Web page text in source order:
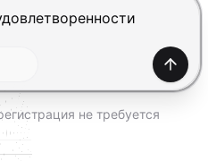
Shift+Enter —
не требуется